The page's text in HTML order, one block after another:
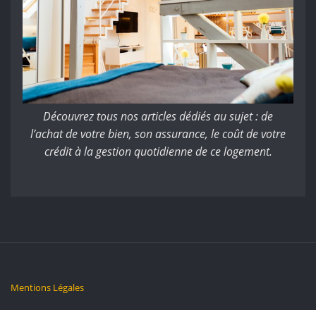
Découvrez tous nos articles dédiés au sujet : de
l’achat de votre bien, son assurance, le coût de votre
crédit à la gestion quotidienne de ce logement.
Mentions Légales